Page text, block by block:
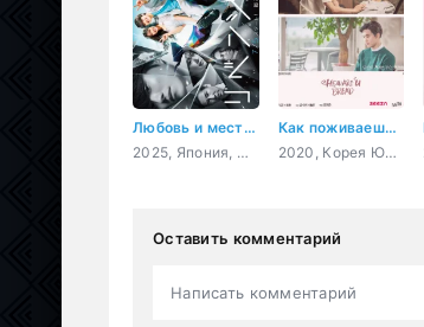
Любовь и месть: Шпионская игра
2025, Япония, мистика, романтика, драма
Как поживаешь, хлеб?
2020, Корея Южная, гурман, романтика, драма, фэнтези
Оставить комментарий
Написать комментарий